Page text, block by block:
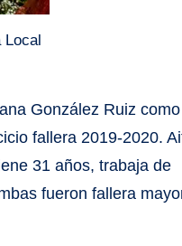
Local
González Ruiz
fallera 2019-2020.
31 años, trabaja de
fueron fallera